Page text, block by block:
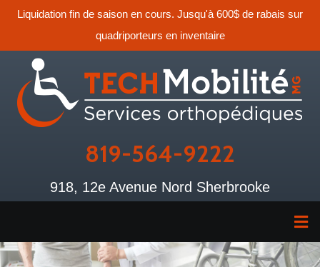
Liquidation fin de saison en cours. Jusqu'à 600$ de rabais sur
quadriporteurs en inventaire
819-564-9222
918, 12e Avenue Nord Sherbrooke